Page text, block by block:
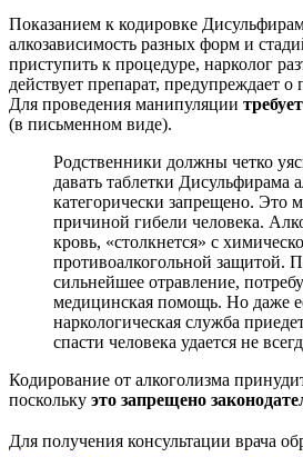
Показанием к кодировке
алкозависимость разных форм и
приступить к процедуре, нарколог
действует препарат, предупреждает
Для проведения манипуляции
(в письменном виде).
Родственники должны четко
давать таблетки Дисульфирама
категорически запрещено. Это
причиной гибели человека.
кровь, «столкнется» с
противоалкогольной защитой.
сильнейшее отравление,
медицинская помощь. Но даже
наркологическая служба
спасти человека удается не
Кодирование от алкоголизма
поскольку это запрещено
Для получения консультации врача